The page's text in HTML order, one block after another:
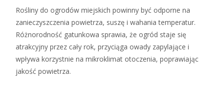
Rośliny do ogrodów miejskich powinny być odporne na
zanieczyszczenia powietrza, suszę i wahania temperatur.
Różnorodność gatunkowa sprawia, że ogród staje się
atrakcyjny przez cały rok, przyciąga owady zapylające i
wpływa korzystnie na mikroklimat otoczenia, poprawiając
jakość powietrza.